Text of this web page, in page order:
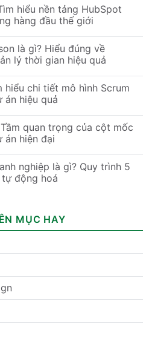
hiểu nền tảng HubSpot
hàng đầu thế giới
là gì? Hiểu đúng về
lý thời gian hiệu quả
hiểu chi tiết mô hình Scrum
án hiệu quả
quan trọng của cột mốc
án hiện đại
nghiệp là gì? Quy trình 5
động hoá
MỤC HAY